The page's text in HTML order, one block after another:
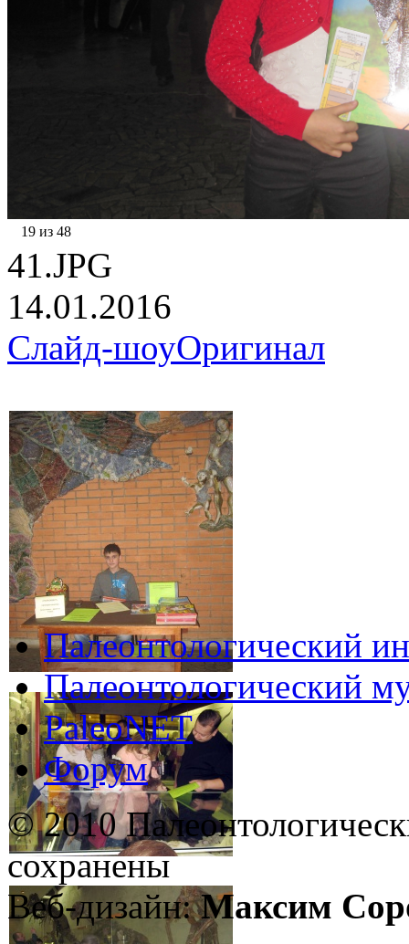
19 из 48
41.JPG
14.01.2016
Слайд-шоуОригинал
Палеонтологический
Палеонтологический
PaleoNET
Форум
© 2010
сохранены
Веб-дизайн:Максим